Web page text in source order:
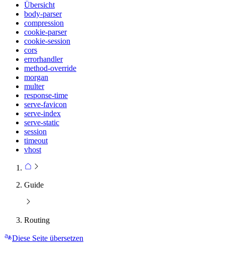
Übersicht
body-parser
compression
cookie-parser
cookie-session
cors
errorhandler
method-override
morgan
multer
response-time
serve-favicon
serve-index
serve-static
session
timeout
vhost
Guide
Routing
Diese Seite übersetzen